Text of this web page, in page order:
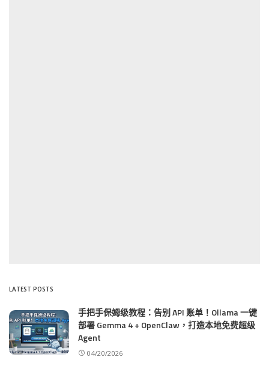
LATEST POSTS
手把手保姆级教程：告别 API 账单！Ollama 一键
部署 Gemma 4 + OpenClaw，打造本地免费超级
Agent
04/20/2026